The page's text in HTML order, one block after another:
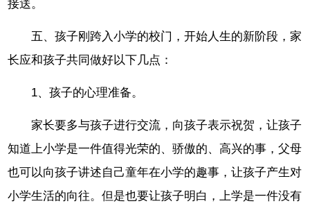
接送。
五、孩子刚跨入小学的校门，开始人生的新阶段，家
长应和孩子共同做好以下几点：
1、孩子的心理准备。
家长要多与孩子进行交流，向孩子表示祝贺，让孩子
知道上小学是一件值得光荣的、骄傲的、高兴的事，父母
也可以向孩子讲述自己童年在小学的趣事，让孩子产生对
小学生活的向往。但是也要让孩子明白，上学是一件没有